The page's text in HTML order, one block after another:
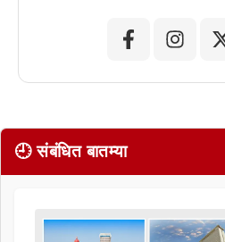
🕘 संबंधित बातम्या